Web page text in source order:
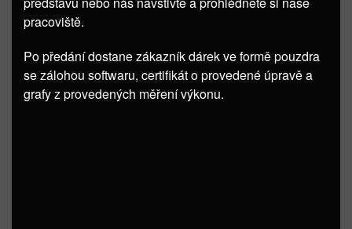
pracoviště.
Po předání dostane zákazník dárek ve formě pouzdra
se zálohou softwaru, certifikát o provedené úpravě a
grafy z provedených měření výkonu.